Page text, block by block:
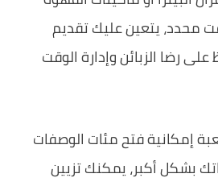
محدد، يتعين عليك تقديم
رضا الزبائن وإدارة الوقت
إمكانية فتح مئات الوصفات
بشكل أكبر، يمكنك تزيين